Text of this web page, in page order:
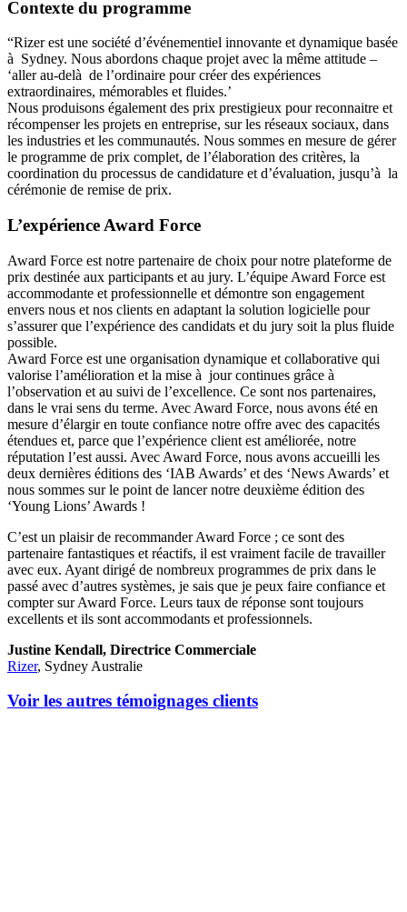
Contexte du programme
“Rizer est une société d’événementiel innovante et dynamique basée
à Sydney. Nous abordons chaque projet avec la même attitude –
‘aller au-delà de l’ordinaire pour créer des expériences
extraordinaires, mémorables et fluides.’
Nous produisons également des prix prestigieux pour reconnaitre et
récompenser les projets en entreprise, sur les réseaux sociaux, dans
les industries et les communautés. Nous sommes en mesure de gérer
le programme de prix complet, de l’élaboration des critères, la
coordination du processus de candidature et d’évaluation, jusqu’à la
cérémonie de remise de prix.
L’expérience Award Force
Award Force est notre partenaire de choix pour notre plateforme de
prix destinée aux participants et au jury. L’équipe Award Force est
accommodante et professionnelle et démontre son engagement
envers nous et nos clients en adaptant la solution logicielle pour
s’assurer que l’expérience des candidats et du jury soit la plus fluide
possible.
Award Force est une organisation dynamique et collaborative qui
valorise l’amélioration et la mise à jour continues grâce à
l’observation et au suivi de l’excellence. Ce sont nos partenaires,
dans le vrai sens du terme. Avec Award Force, nous avons été en
mesure d’élargir en toute confiance notre offre avec des capacités
étendues et, parce que l’expérience client est améliorée, notre
réputation l’est aussi. Avec Award Force, nous avons accueilli les
deux dernières éditions des ‘IAB Awards’ et des ‘News Awards’ et
nous sommes sur le point de lancer notre deuxième édition des
‘Young Lions’ Awards !
C’est un plaisir de recommander Award Force ; ce sont des
partenaire fantastiques et réactifs, il est vraiment facile de travailler
avec eux. Ayant dirigé de nombreux programmes de prix dans le
passé avec d’autres systèmes, je sais que je peux faire confiance et
compter sur Award Force. Leurs taux de réponse sont toujours
excellents et ils sont accommodants et professionnels.
Justine Kendall, Directrice Commerciale
Rizer, Sydney Australie
Voir les autres témoignages clients